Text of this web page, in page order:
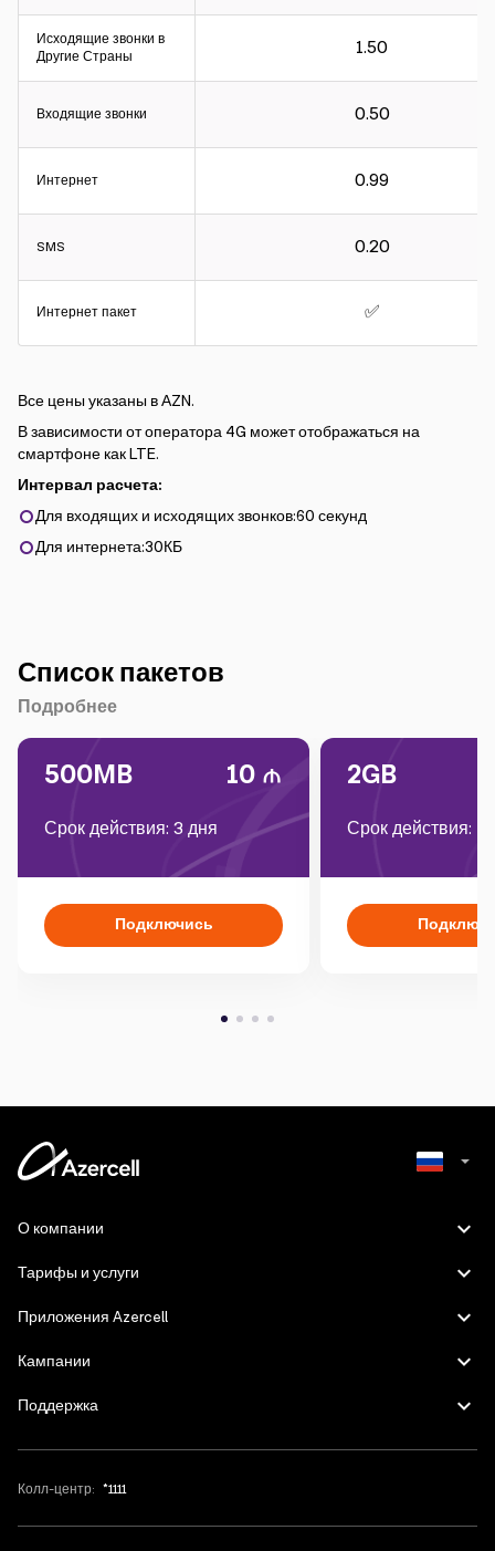
Исходящие звонки в
Другие Страны
Входящие звонки
Интернет
SMS
Интернет пакет
1.50
0.50
0.99
0.20
✅
Все цены указаны в АZN.
В зависимости от оператора 4G может отображаться на
смартфоне как LTE.
Интервал расчета:
Для входящих и исходящих звонков:60 секунд
Для интернета:30КБ
Список пакетов
Подробнее
500MB 10
Срок действия: 3 дня
Подключись
2GB
Срок действия:
О компании
Тарифы и услуги
Приложения Azercell
Кампании
Поддержка
Колл-центр: *1111